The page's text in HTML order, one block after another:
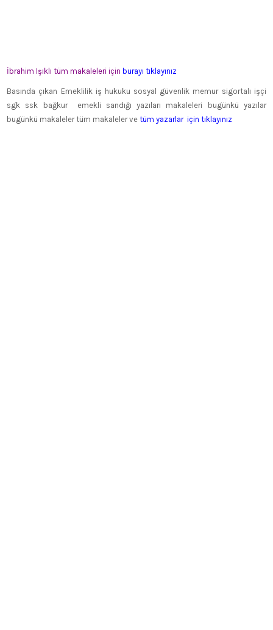
İbrahim Işıklı tüm makaleleri için burayı tıklayınız
Basında çıkan Emeklilik iş hukuku sosyal güvenlik memur sigortalı işçi
sgk ssk bağkur emekli sandığı yazıları makaleleri bugünkü yazılar
bugünkü makaleler tüm makaleler vetüm yazarlar için tıklayınız